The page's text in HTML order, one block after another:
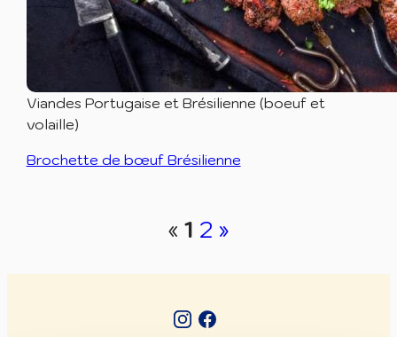
Viandes Portugaise et Brésilienne (boeuf et
volaille)
Brochette de bœuf Brésilienne
« 1 2 »